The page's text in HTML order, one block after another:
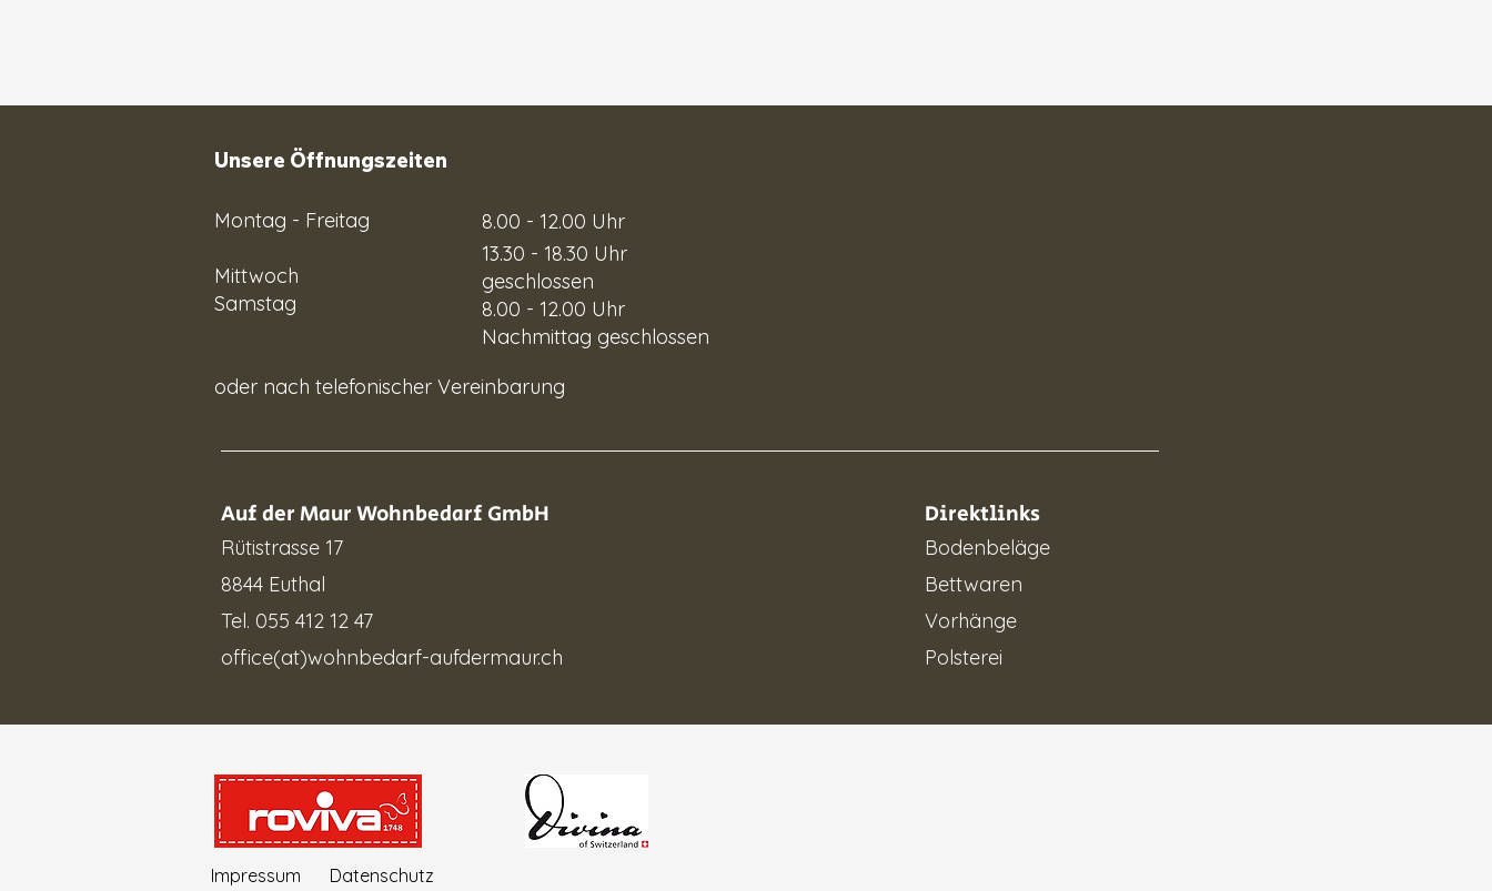
Unsere Öffnungszeiten
Montag - Freitag
Mittwoch
Samstag
oder nach telefonischer Vereinbarung
8.00 - 12.00 Uhr
13.30 - 18.30 Uhr
geschlossen
8.00 - 12.00 Uhr
Nachmittag geschlossen
Auf der Maur Wohnbedarf GmbH
Rütistrasse 17
8844 Euthal
Tel. 055 412 12 47
office(at)wohnbedarf-aufdermaur.ch
Direktlinks
Bodenbeläge
Bettwaren
Vorhänge
Polsterei
Impressum Datenschutz